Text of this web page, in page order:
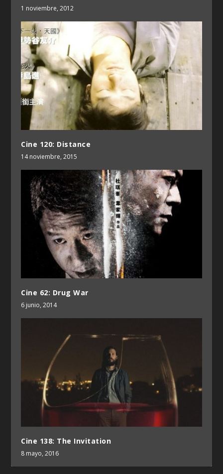
1 noviembre, 2012
Cine 120: Distance
14 noviembre, 2015
Cine 62: Drug War
6 junio, 2014
Cine 138: The Invitation
8 mayo, 2016